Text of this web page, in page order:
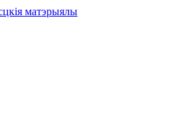
матэрыялы